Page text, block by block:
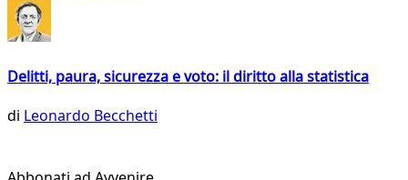
Delitti, paura, sicurezza e voto: il diritto alla statistica
di Leonardo Becchetti